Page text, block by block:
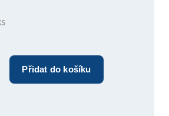
Přidat do košíku